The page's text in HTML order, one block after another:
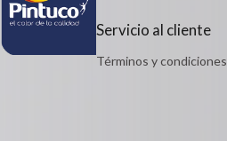
Servicio al cliente
Términos y condiciones